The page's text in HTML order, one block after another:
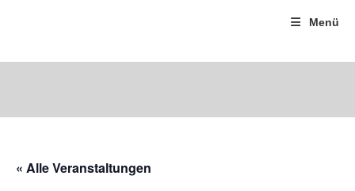
Menü
« Alle Veranstaltungen